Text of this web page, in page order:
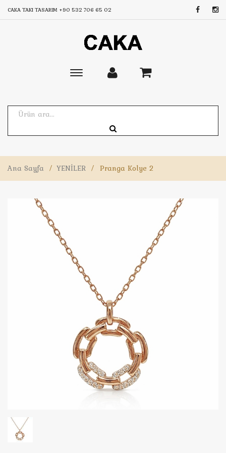
CAKA TAKI TASARIM +90 532 706 65 02
Toggle
Ana Sayfa / YENİLER / Pranga Kolye 2